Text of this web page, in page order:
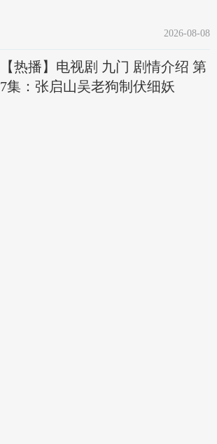
2026-08-08
【热播】电视剧 九门 剧情介绍 第
7集：张启山吴老狗制伏细妖